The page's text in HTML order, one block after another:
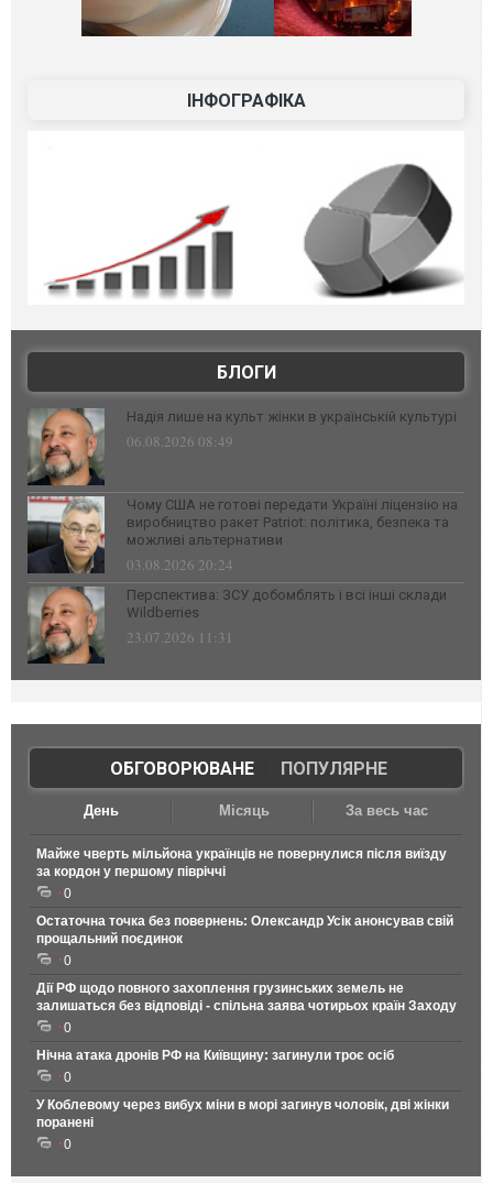
ІНФОГРАФІКА
БЛОГИ
Надія лише на культ жінки в українській культурі
06.08.2026 08:49
Чому США не готові передати Україні ліцензію на
виробництво ракет Patriot: політика, безпека та
можливі альтернативи
03.08.2026 20:24
Перспектива: ЗСУ добомблять і всі інші склади
Wildberries
23.07.2026 11:31
ОБГОВОРЮВАНЕ| ПОПУЛЯРНЕ
День Місяць За весь час
Майже чверть мільйона українців не повернулися після виїзду
за кордон у першому півріччі
0
Остаточна точка без повернень: Олександр Усік анонсував свій
прощальний поєдинок
0
Дії РФ щодо повного захоплення грузинських земель не
залишаться без відповіді - спільна заява чотирьох країн Заходу
0
Нічна атака дронів РФ на Київщину: загинули троє осіб
0
У Коблевому через вибух міни в морі загинув чоловік, дві жінки
поранені
0